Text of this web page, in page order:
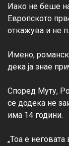
Иако не беше
Европското
откажува и не
Имено,
дека ја знае
Според Муту,
се додека не
има 14 години.
„Тоа е